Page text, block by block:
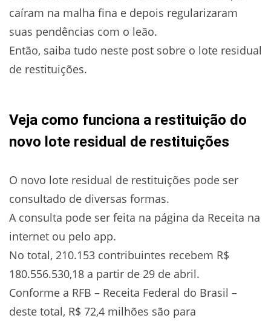
caíram na malha fina e depois regularizaram
suas pendências com o leão.
Então, saiba tudo neste post sobre o lote residual
de restituições.
Veja como funciona a restituição do
novo lote residual de restituições
O novo lote residual de restituições pode ser
consultado de diversas formas.
A consulta pode ser feita na página da Receita na
internet ou pelo app.
No total, 210.153 contribuintes recebem R$
180.556.530,18 a partir de 29 de abril.
Conforme a RFB – Receita Federal do Brasil –
deste total, R$ 72,4 milhões são para